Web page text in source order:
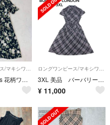
ロングワンピース/マキシワンピース
90s Burberrys 花柄ワンピース 15号（C90）
ロングワンピース/マキシワンピース
3XL 美品 バーバリーロンドン チェックベルト Aライン ラメロングワンピース
¥ 11,000